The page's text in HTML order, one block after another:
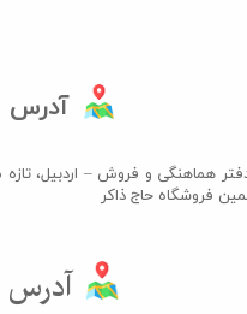
آدرس
هماهنگی و فروش – اردبیل،
فروشگاه حاج ذاکر​​​​​​​
آدرس